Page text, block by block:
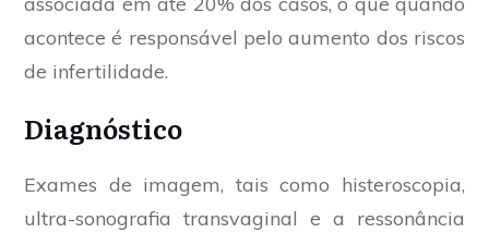
acontece é responsável pelo aumento dos riscos
de infertilidade.
Diagnóstico
Exames de imagem, tais como histeroscopia,
ultra-sonografia transvaginal e a ressonância